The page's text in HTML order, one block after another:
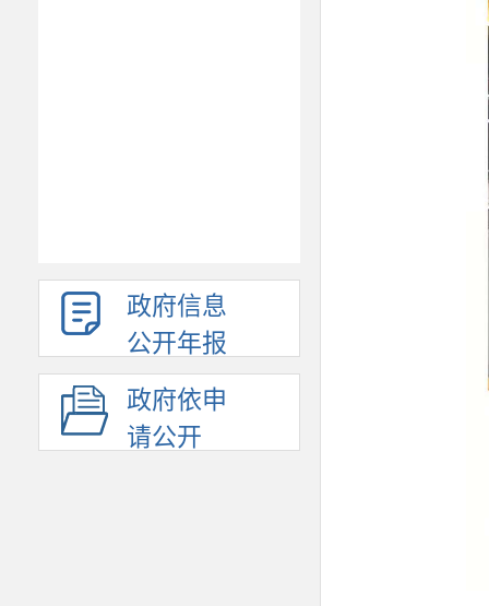
政府信息
公开年报
政府依申
请公开